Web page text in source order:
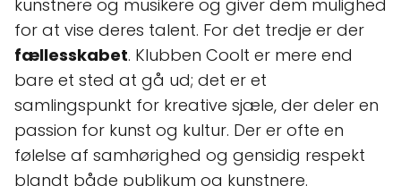
kunstnere og musikere og giver dem mulighed
for at vise deres talent. For det tredje er der
fællesskabet. Klubben Coolt er mere end
bare et sted at gå ud; det er et
samlingspunkt for kreative sjæle, der deler en
passion for kunst og kultur. Der er ofte en
følelse af samhørighed og gensidig respekt
blandt både publikum og kunstnere.